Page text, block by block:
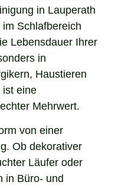
in Lauperath
Schlafbereich
Lebensdauer Ihrer
in
Haustieren
eine
Mehrwert.
von einer
Ob dekorativer
Läufer oder
in Büro- und